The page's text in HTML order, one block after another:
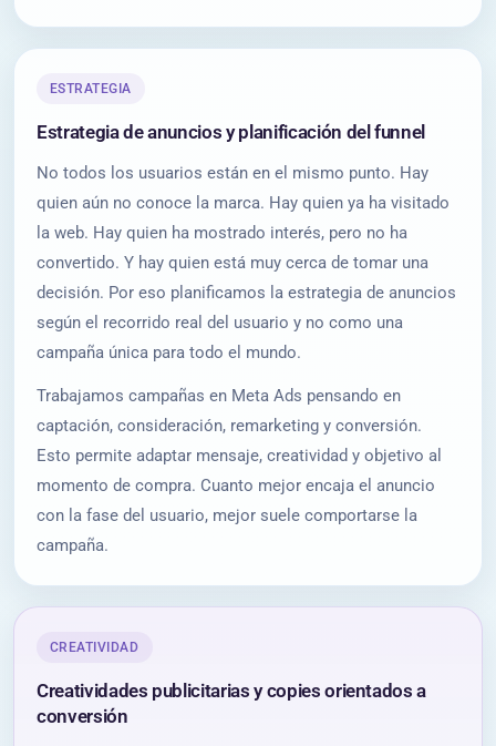
ESTRATEGIA
Estrategia de anuncios y planificación del funnel
No todos los usuarios están en el mismo punto. Hay
quien aún no conoce la marca. Hay quien ya ha visitado
la web. Hay quien ha mostrado interés, pero no ha
convertido. Y hay quien está muy cerca de tomar una
decisión. Por eso planificamos la estrategia de anuncios
según el recorrido real del usuario y no como una
campaña única para todo el mundo.
Trabajamos campañas en Meta Ads pensando en
captación, consideración, remarketing y conversión.
Esto permite adaptar mensaje, creatividad y objetivo al
momento de compra. Cuanto mejor encaja el anuncio
con la fase del usuario, mejor suele comportarse la
campaña.
CREATIVIDAD
Creatividades publicitarias y copies orientados a
conversión